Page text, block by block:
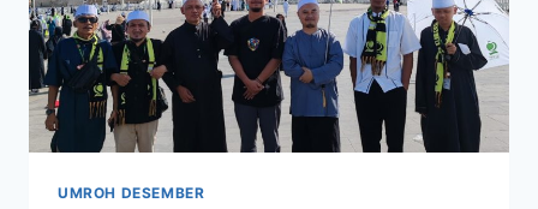
UMROH DESEMBER